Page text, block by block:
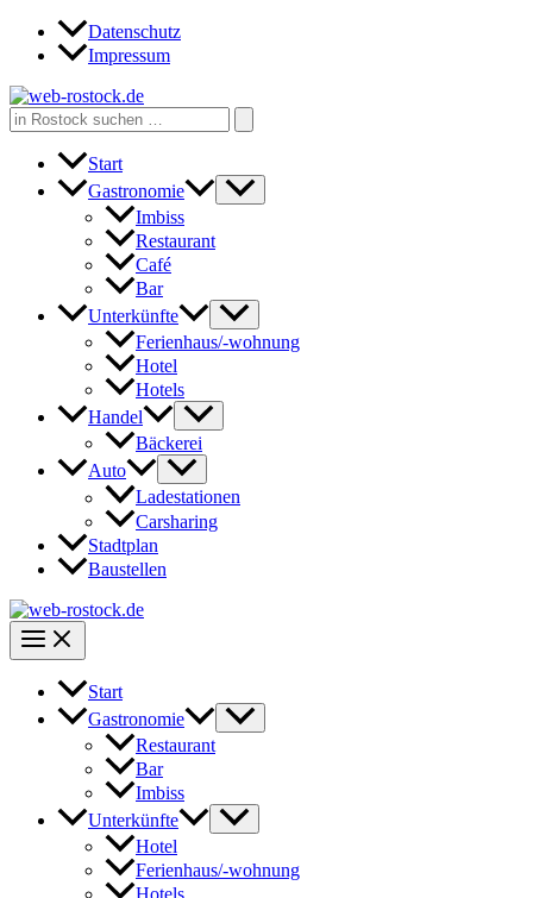
Zum
Inhalt
Datenschutz
Impressum
Search
for:
Start
Gastronomie
Imbiss
Restaurant
Café
Bar
Unterkünfte
Ferienhaus/-wohnung
Hotel
Hotels
Handel
Bäckerei
Auto
Ladestationen
Carsharing
Stadtplan
Baustellen
Start
Gastronomie
Restaurant
Bar
Imbiss
Unterkünfte
Hotel
Ferienhaus/-wohnung
Hotels